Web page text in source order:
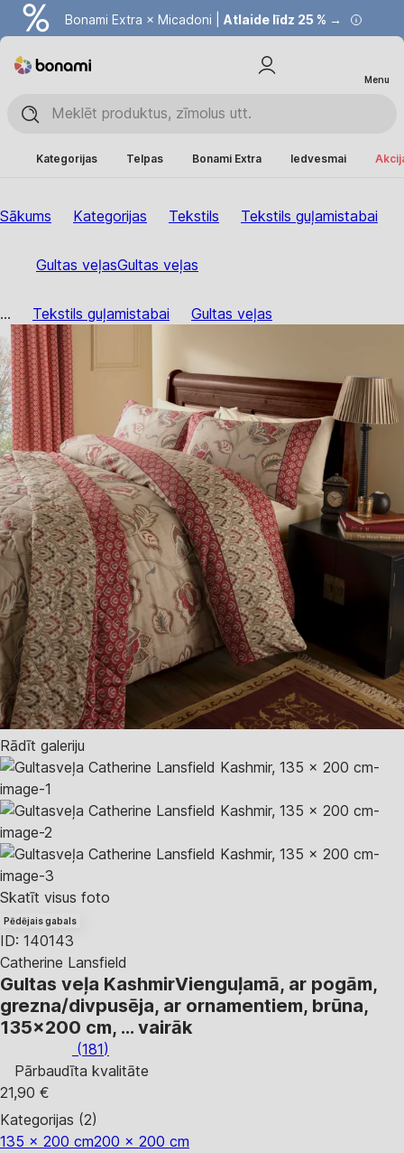
Bonami Extra × Micadoni | Atlaide līdz 25 % →
Menu
Kategorijas Telpas Bonami Extra Iedvesmai
Sākums Kategorijas Tekstils Tekstils guļamistabai
Gultas veļasGultas veļas
... Tekstils guļamistabai Gultas veļas
Rādīt galeriju
Skatīt visus foto
Pēdējais gabals
ID: 140143
Catherine Lansfield
Gultas veļa KashmirVienguļamā, ar pogām,
grezna/divpusēja, ar ornamentiem, brūna,
135x200 cm, … vairāk
(181)
Pārbaudīta kvalitāte
21,90 €
Kategorijas (2)
135 x 200 cm200 x 200 cm